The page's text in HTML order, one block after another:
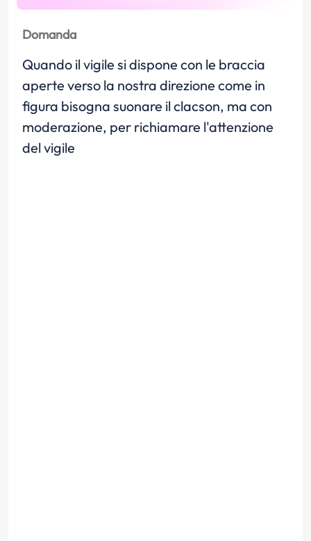
Domanda
Quando il vigile si dispone con le braccia
aperte verso la nostra direzione come in
figura bisogna suonare il clacson, ma con
moderazione, per richiamare l'attenzione
del vigile